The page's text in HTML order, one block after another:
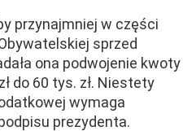
przynajmniej w części
sprzed
ona podwojenie kwoty
do 60 tys. zł. Niestety
wymaga
prezydenta.